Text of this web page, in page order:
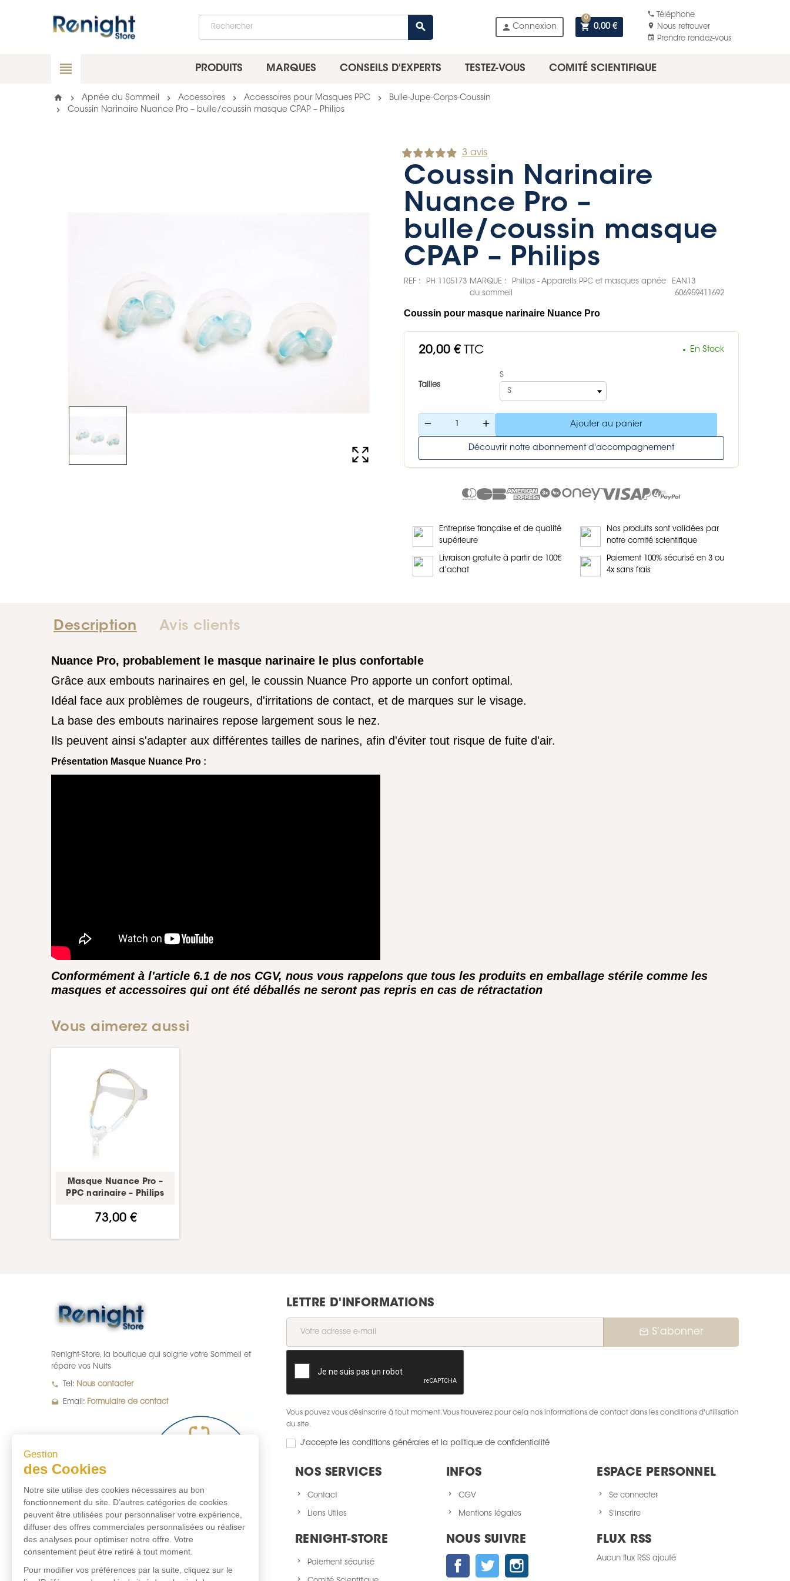
Gestion
des Cookies
Notre site utilise des cookies nécessaires au bon
fonctionnement du site. D’autres catégories de cookies
peuvent être utilisées pour personnaliser votre expérience,
diffuser des offres commerciales personnalisées ou réaliser
des analyses pour optimiser notre offre. Votre
consentement peut être retiré à tout moment.
Pour modifier vos préférences par la suite, cliquez sur le
search person Connexion shopping_cart 0,00 €
0
phone Téléphone
location_on
Nous retrouver
event
Prendre rendez-vous
view_headline PRODUITS MARQUES CONSEILS D'EXPERTS TESTEZ-VOUS COMITÉ SCIENTIFIQUE
home chevron_right Apnée du Sommeil chevron_right Accessoires chevron_right Accessoires pour Masques PPC chevron_right Bulle-Jupe-Corps-Coussin
chevron_right Coussin Narinaire Nuance Pro – bulle/coussin masque CPAP – Philips
3 avis
Coussin Narinaire
Nuance Pro –
bulle/coussin masque
CPAP – Philips
REF : PH 1105173 MARQUE :
Philips - Appareils PPC et masques apnée
du sommeil
EAN13
606959411692
Coussin pour masque narinaire Nuance Pro
20,00 € TTC En Stock
Tailles
S
remove add Ajouter au panier
Découvrir notre abonnement d'accompagnement
Entreprise française et de qualité
supérieure
Nos produits sont validées par
notre comité scientifique
Livraison gratuite à partir de 100€
d’achat
Paiement 100% sécurisé en 3 ou
4x sans frais
Description Avis clients
Nuance Pro, probablement le masque narinaire le plus confortable
Grâce aux embouts narinaires en gel, le coussin Nuance Pro apporte un confort optimal.
Idéal face aux problèmes de rougeurs, d'irritations de contact, et de marques sur le visage.
La base des embouts narinaires repose largement sous le nez.
Ils peuvent ainsi s'adapter aux différentes tailles de narines, afin d'éviter tout risque de fuite d'air.
Présentation Masque Nuance Pro :
Conformément à l'article 6.1 de nos CGV, nous vous rappelons que tous les produits en emballage stérile comme les
masques et accessoires qui ont été déballés ne seront pas repris en cas de rétractation
Vous aimerez aussi
Masque Nuance Pro –
PPC narinaire – Philips
73,00 €
Renight-Store, la boutique qui soigne votre Sommeil et
répare vos Nuits
local_phone Tel: Nous contacter
drafts Email: Formulaire de contact
LETTRE D'INFORMATIONS
mail_outline S’abonner
Vous pouvez vous désinscrire à tout moment. Vous trouverez pour cela nos informations de contact dans les conditions d'utilisation
du site.
J'accepte les conditions générales et la politique de confidentialité
NOS SERVICES
Contact
Liens Utiles
INFOS
CGV
Mentions légales
ESPACE PERSONNEL
Se connecter
S'inscrire
RENIGHT-STORE
Paiement sécurisé
NOUS SUIVRE
FacebookTwitter
FLUX RSS
Aucun flux RSS ajouté